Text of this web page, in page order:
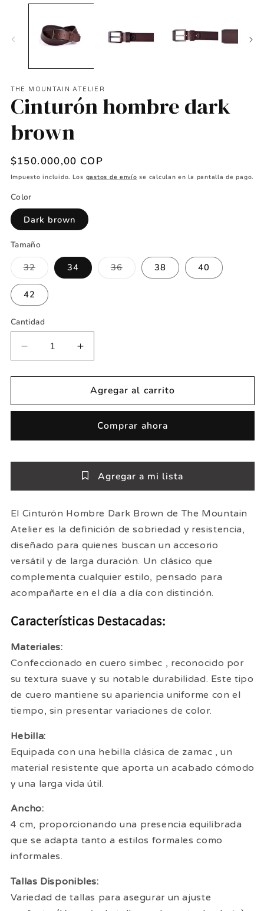
THE MOUNTAIN ATELIER
Cinturón hombre dark
brown
Precio
habitual
$150.000,00 COP
Impuesto incluido. Los gastos de envío se calculan en la pantalla de pago.
Color
Dark brown
Tamaño
32Variante
agotada
o
no
disponible
34 36Variante
agotada
38 40
42
Cantidad
Reducir
cantidad
para
hombre
Aumentar
cantidad
para
Cinturón
hombre
brown
Agregar al carrito
Comprar ahora
Agregar a mi lista
El Cinturón Hombre Dark Brown de The Mountain
Atelier es la definición de sobriedad y resistencia,
diseñado para quienes buscan un accesorio
versátil y de larga duración. Un clásico que
complementa cualquier estilo, pensado para
acompañarte en el día a día con distinción.
Características Destacadas:
Materiales:
Confeccionado encuero simbec , reconocido por
su textura suave y su notable durabilidad. Este tipo
de cuero mantiene su apariencia uniforme con el
tiempo, sin presentar variaciones de color.
Hebilla:
Equipada con una hebilla clásica de zamac , un
material resistente que aporta un acabado cómodo
y una larga vida útil.
Ancho:
4 cm, proporcionando una presencia equilibrada
que se adapta tanto a estilos formales como
informales.
Tallas Disponibles:
Variedad de tallas para asegurar un ajuste